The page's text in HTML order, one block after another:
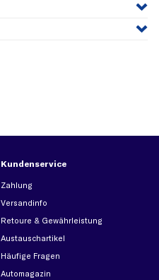
Kundenservice
Zahlung
Versandinfo
Retoure & Gewährleistung
Austauschartikel
Häufige Fragen
Automagazin